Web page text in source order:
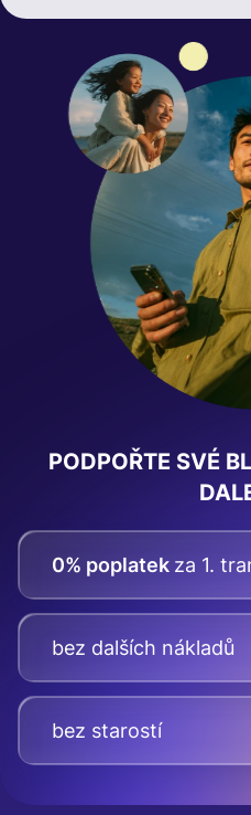
PODPOŘTE SVÉ
0% poplatek za 1.
bez dalších nákladů
bez starostí